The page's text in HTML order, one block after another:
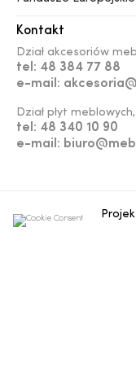
Kontakt
Dział akcesoriów
tel: 48 384 77 88
e-mail:
Dział płyt
tel: 48 340 10 90
e-mail: